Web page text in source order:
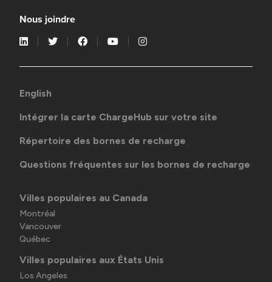
Nous joindre
English
Intégrer la carte ChargeHub sur votre site
Répertoire des bornes de recharge
Questions fréquentes sur les bornes de recharge
Villes populaires au Canada
Montréal
Vancouver
Québec
Villes populaires aux États Unis
Los Angeles